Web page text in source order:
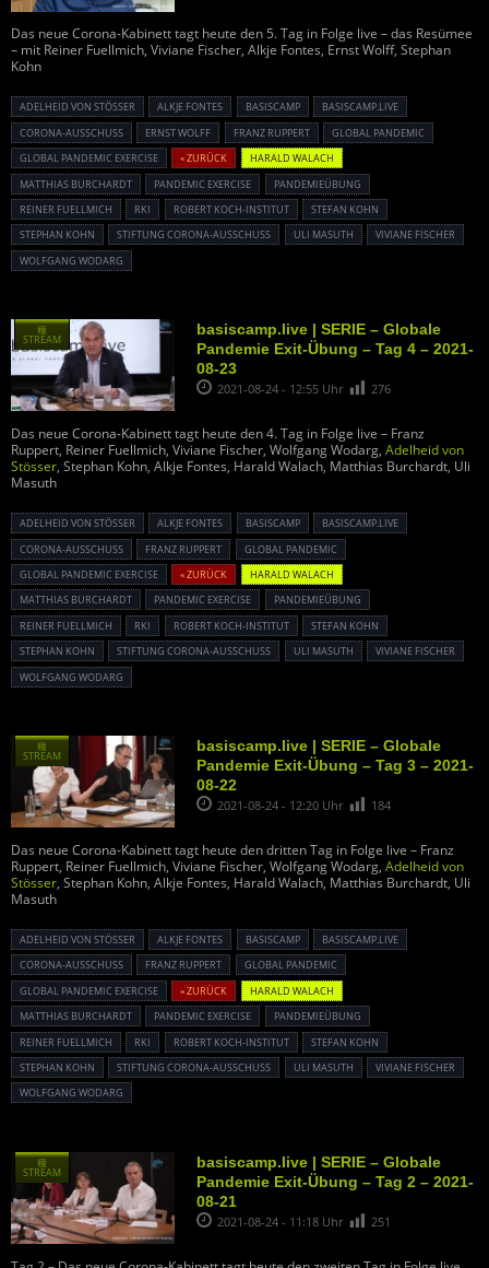
Das neue Corona-Kabinett tagt heute den 5. Tag in Folge live – das Resümee
– mit Reiner Fuellmich, Viviane Fischer, Alkje Fontes, Ernst Wolff, Stephan
Kohn
ADELHEID VON STÖSSER ALKJE FONTES BASISCAMP
BASISCAMP.LIVE
CORONA-AUSSCHUSS
ERNST WOLFF FRANZ RUPPERT
GLOBAL PANDEMIC
GLOBAL PANDEMIC EXERCISE
« ZURÜCK
HARALD WALACH
MATTHIAS BURCHARDT
PANDEMIC EXERCISE
PANDEMIEÜBUNG
REINER FUELLMICH
RKI ROBERT KOCH-INSTITUT
STEFAN KOHN
STEPHAN KOHN
STIFTUNG CORONA-AUSSCHUSS ULI MASUTH
VIVIANE FISCHER
WOLFGANG WODARG
basiscamp.live | SERIE – Globale
Pandemie Exit-Übung – Tag 4 – 2021-
08-23
2021-08-24 - 12:55 Uhr 276
Das neue Corona-Kabinett tagt heute den 4. Tag in Folge live – Franz
Ruppert, Reiner Fuellmich, Viviane Fischer, Wolfgang Wodarg, Adelheid von
Stösser, Stephan Kohn, Alkje Fontes, Harald Walach, Matthias Burchardt, Uli
Masuth
ADELHEID VON STÖSSER ALKJE FONTES BASISCAMP
BASISCAMP.LIVE
CORONA-AUSSCHUSS
FRANZ RUPPERT
GLOBAL PANDEMIC
GLOBAL PANDEMIC EXERCISE
« ZURÜCK
HARALD WALACH
MATTHIAS BURCHARDT
PANDEMIC EXERCISE
PANDEMIEÜBUNG
REINER FUELLMICH
RKI ROBERT KOCH-INSTITUT
STEFAN KOHN
STEPHAN KOHN
STIFTUNG CORONA-AUSSCHUSS ULI MASUTH
VIVIANE FISCHER
WOLFGANG WODARG
種
STREAM
basiscamp.live | SERIE – Globale
Pandemie Exit-Übung – Tag 3 – 2021-
08-22
2021-08-24 - 12:20 Uhr 184
Das neue Corona-Kabinett tagt heute den dritten Tag in Folge live – Franz
Ruppert, Reiner Fuellmich, Viviane Fischer, Wolfgang Wodarg, Adelheid von
Stösser, Stephan Kohn, Alkje Fontes, Harald Walach, Matthias Burchardt, Uli
Masuth
ADELHEID VON STÖSSER ALKJE FONTES BASISCAMP
BASISCAMP.LIVE
CORONA-AUSSCHUSS
FRANZ RUPPERT
GLOBAL PANDEMIC
GLOBAL PANDEMIC EXERCISE
« ZURÜCK
HARALD WALACH
MATTHIAS BURCHARDT
PANDEMIC EXERCISE
PANDEMIEÜBUNG
REINER FUELLMICH
RKI ROBERT KOCH-INSTITUT
STEFAN KOHN
STEPHAN KOHN
STIFTUNG CORONA-AUSSCHUSS ULI MASUTH
VIVIANE FISCHER
WOLFGANG WODARG
種
STREAM
basiscamp.live | SERIE – Globale
Pandemie Exit-Übung – Tag 2 – 2021-
08-21
2021-08-24 - 11:18 Uhr 251
種
STREAM